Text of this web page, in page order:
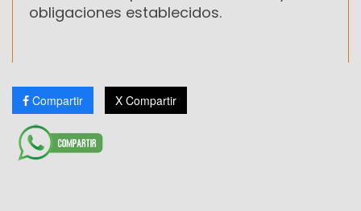
obligaciones establecidos.
Compartir X Compartir